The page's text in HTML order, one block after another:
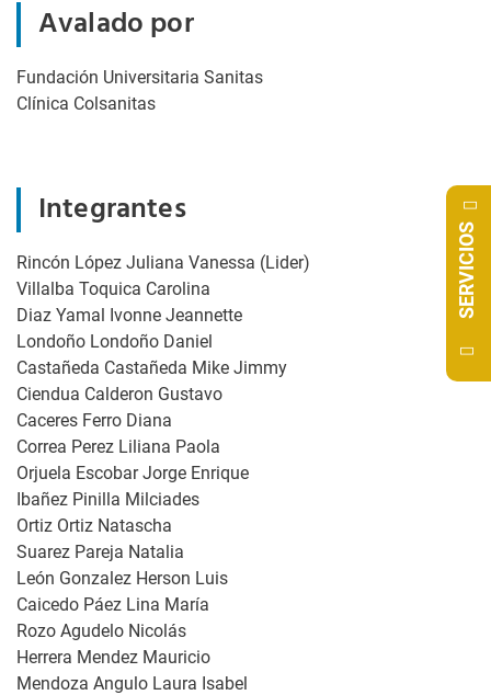
Avalado por
Fundación Universitaria Sanitas
Clínica Colsanitas
Integrantes
Rincón López Juliana Vanessa (Lider)
Villalba Toquica Carolina
Diaz Yamal Ivonne Jeannette
Londoño Londoño Daniel
Castañeda Castañeda Mike Jimmy
Ciendua Calderon Gustavo
Caceres Ferro Diana
Correa Perez Liliana Paola
Orjuela Escobar Jorge Enrique
Ibañez Pinilla Milciades
Ortiz Ortiz Natascha
Suarez Pareja Natalia
León Gonzalez Herson Luis
Caicedo Páez Lina María
Rozo Agudelo Nicolás
Herrera Mendez Mauricio
Mendoza Angulo Laura Isabel
SERVICIOS